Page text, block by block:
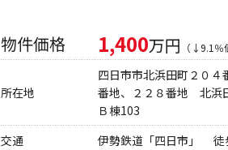
物件価格 1,400万円 （↓9.1％
所在地
四日市市北浜田町２０４
番地、２２８番地 北浜
Ｂ棟103
交通
伊勢鉄道「四日市」 徒